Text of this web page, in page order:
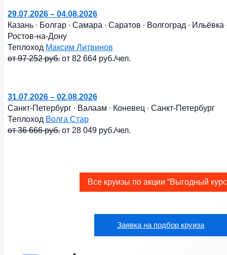
29.07.2026 – 04.08.2026
Казань ∙ Болгар ∙ Самара ∙ Саратов ∙ Волгоград ∙ Ильёвка
Ростов-на-Дону
Теплоход Максим Литвинов
от 97 252 руб. от 82 664 руб./чел.
31.07.2026 – 02.08.2026
Санкт-Петербург ∙ Валаам ∙ Коневец ∙ Санкт-Петербург
Теплоход Волга Стар
от 36 666 руб. от 28 049 руб./чел.
Все круизы по акции “Выгодный
Заявка на подбор круиза